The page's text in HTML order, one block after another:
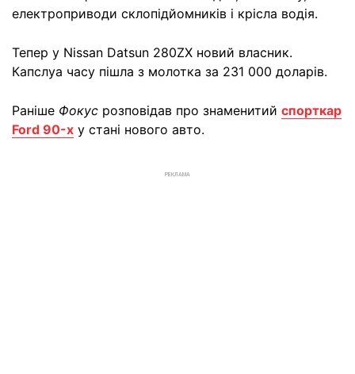
електроприводи склопідйомників і крісла водія.
Тепер у Nissan Datsun 280ZX новий власник.
Капслуа часу пішла з молотка за 231 000 доларів.
Раніше Фокус розповідав про знаменитий спорткар
Ford 90-х у стані нового авто.
РЕКЛАМА